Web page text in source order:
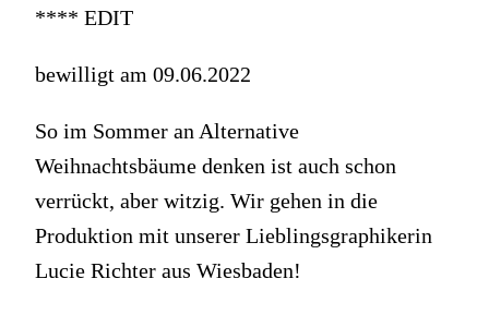
**** EDIT
bewilligt am 09.06.2022
So im Sommer an Alternative
Weihnachtsbäume denken ist auch schon
verrückt, aber witzig. Wir gehen in die
Produktion mit unserer Lieblingsgraphikerin
Lucie Richter aus Wiesbaden!